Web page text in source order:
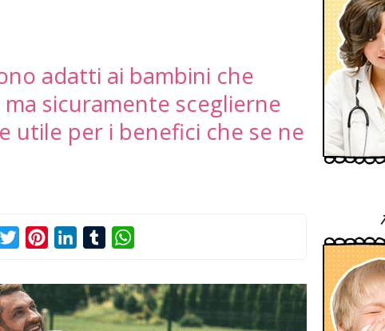
adatti ai bambini che
sicuramente sceglierne
utile per i benefici che se ne
TwitterPinterestLinkedInTumblr